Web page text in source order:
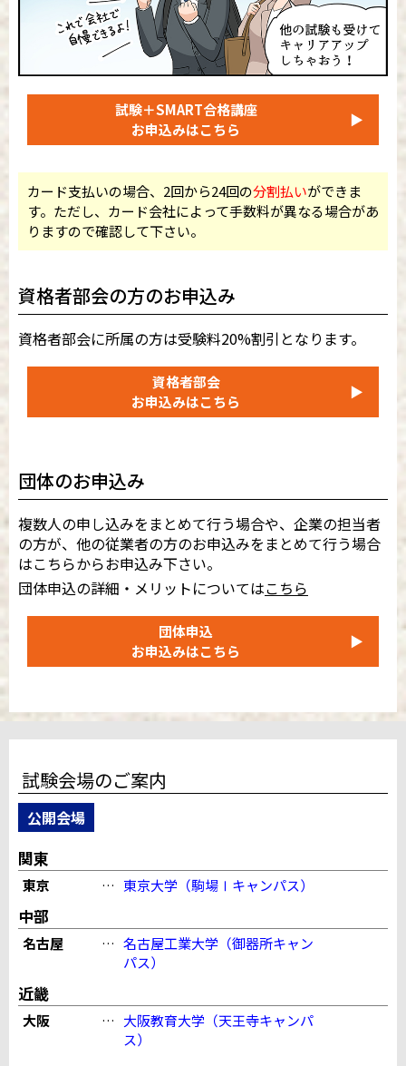
試験＋SMART合格講座
お申込みはこちら
▶
カード支払いの場合、2回から24回の分割払いができま
す。ただし、カード会社によって手数料が異なる場合があ
りますので確認して下さい。
資格者部会の方のお申込み
資格者部会に所属の方は受験料20%割引となります。
資格者部会
お申込みはこちら
▶
団体のお申込み
複数人の申し込みをまとめて行う場合や、企業の担当者
の方が、他の従業者の方のお申込みをまとめて行う場合
はこちらからお申込み下さい。
団体申込の詳細・メリットについてはこちら
団体申込
お申込みはこちら
▶
試験会場のご案内
公開会場
関東
東京 … 東京大学（駒場Ⅰキャンパス）
中部
名古屋 … 名古屋工業大学（御器所キャン
パス）
近畿
大阪 … 大阪教育大学（天王寺キャンパ
ス）